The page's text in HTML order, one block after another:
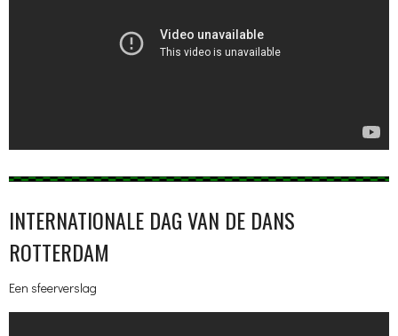
INTERNATIONALE DAG VAN DE DANS
ROTTERDAM
Een sfeerverslag